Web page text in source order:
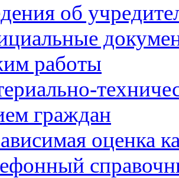
об
работы
граждан
оценка